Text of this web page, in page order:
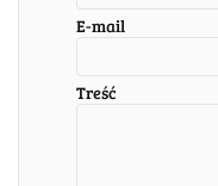
E-mail
Treść